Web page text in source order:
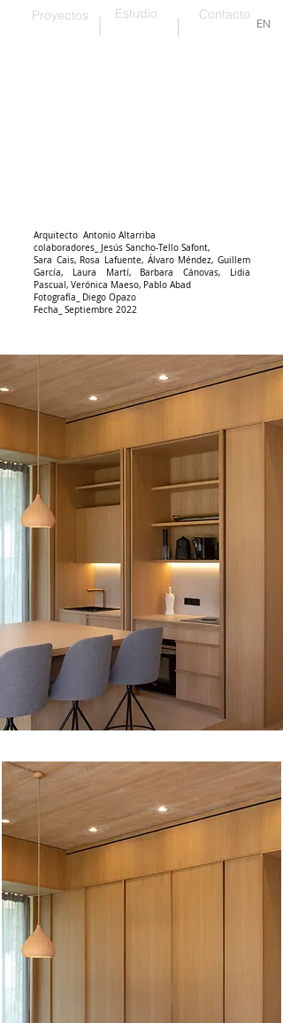
Proyectos Estudio Contacto
EN
Arquitecto Antonio Altarriba
colaboradores_ Jesús Sancho-Tello Safont,
Sara Cais, Rosa Lafuente, Álvaro Méndez, Guillem
García, Laura Martí, Barbara Cánovas, Lidia
Pascual, Verónica Maeso, Pablo Abad
Fotografía_ Diego Opazo
Fecha_ Septiembre 2022